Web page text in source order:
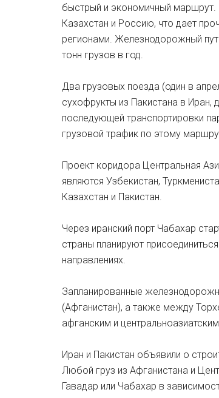
быстрый и экономичный маршрут.
Казахстан и Россию, что дает
регионами. Железнодорожный
тонн грузов в год.
Два грузовых поезда (один в
сухофрукты из Пакистана в Иран,
последующей транспортировки
грузовой трафик по этому
Проект коридора Центральная
являются Узбекистан,
Казахстан и Пакистан.
Через иранский порт Чабахар
страны планируют
направлениях.
Запланированные
(Афганистан), а также между
афганским и
Иран и Пакистан объявили о
Любой груз из Афганистана и
Гавадар или Чабахар в